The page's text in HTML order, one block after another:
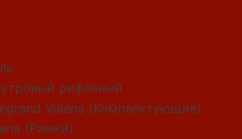
рифленый
Valena (Комплектующие)
(Рамки)